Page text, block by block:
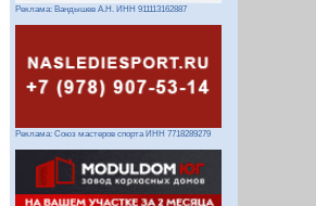
Реклама: Вандышев А.Н. ИНН 911113162887
Реклама: Союз мастеров спорта ИНН 7718289279